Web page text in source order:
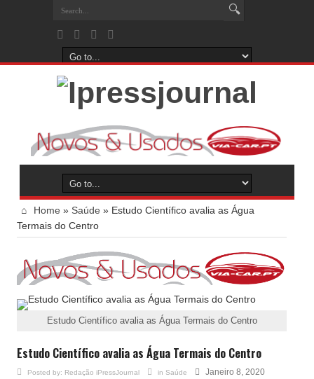
Home » Saúde » Estudo Científico avalia as Água
Termais do Centro
Estudo Científico avalia as Água Termais do Centro
Estudo Científico avalia as Água Termais do Centro
Posted by: Redação iPressJournal in Saúde Janeiro 8, 2020